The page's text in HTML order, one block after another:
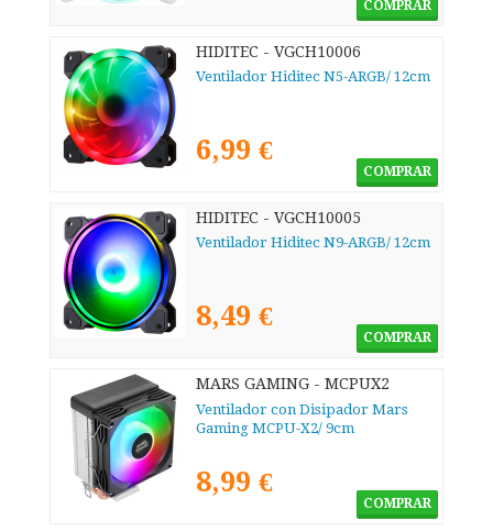
COMPRAR
HIDITEC - VGCH10006
Ventilador Hiditec N5-ARGB/ 12cm
6,99 €
COMPRAR
HIDITEC - VGCH10005
Ventilador Hiditec N9-ARGB/ 12cm
8,49 €
COMPRAR
MARS GAMING - MCPUX2
Ventilador con Disipador Mars
Gaming MCPU-X2/ 9cm
8,99 €
COMPRAR